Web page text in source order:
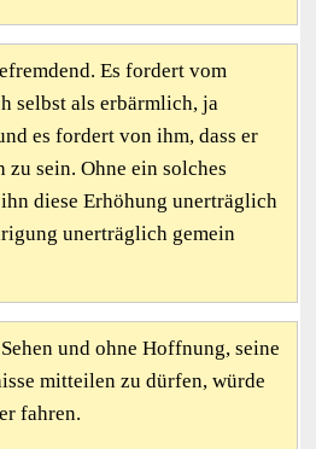
Es fordert vom
selbst als erbärmlich, ja
es fordert von ihm, dass er
sein. Ohne ein solches
diese Erhöhung unerträglich
unerträglich gemein
und ohne Hoffnung, seine
mitteilen zu dürfen, würde
fahren.